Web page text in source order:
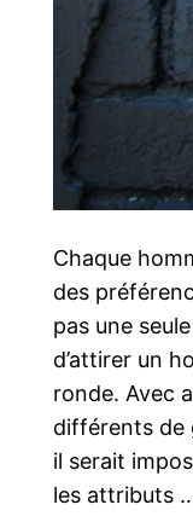
Chaque
des
pas une
d’attirer un
ronde. Avec
différents de
il serait
les attributs